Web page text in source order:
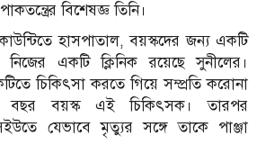
বিশেষজ্ঞ তিনি।
হাসপাতাল, বয়স্কদের জন্য একটি
নিজের একটি ক্লিনিক রয়েছে সুনীলের।
চিকিৎসা করতে গিয়ে সম্প্রতি করোনা
বছর বয়স্ক এই চিকিৎসক। তারপর
যেভাবে মৃত্যুর সঙ্গে তাকে পাঞ্জা